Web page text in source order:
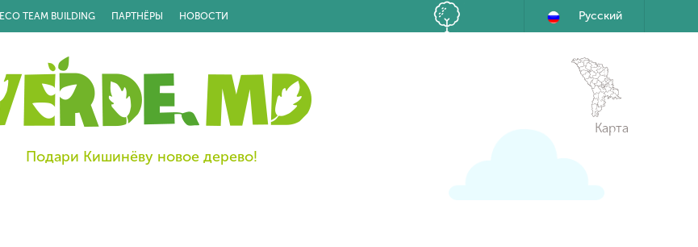
ECO TEAM BUILDING ПАРТНЁРЫ НОВОСТИ Русский
Подари Кишинёву новое дерево!
Карта